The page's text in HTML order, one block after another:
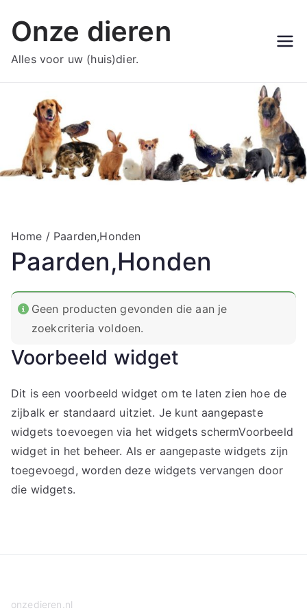
naar
inhoud
Onze dieren
Alles voor uw (huis)dier.
Home / Paarden,Honden
Paarden,Honden
Geen producten gevonden die aan je
zoekcriteria voldoen.
Voorbeeld widget
Dit is een voorbeeld widget om te laten zien hoe de
zijbalk er standaard uitziet. Je kunt aangepaste
widgets toevoegen via het widgets schermVoorbeeld
widget in het beheer. Als er aangepaste widgets zijn
toegevoegd, worden deze widgets vervangen door
die widgets.
onzedieren.nl